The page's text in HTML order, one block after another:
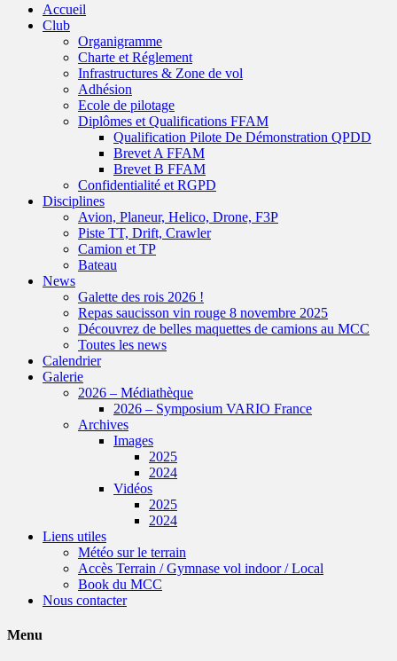
Accueil
Club
Organigramme
Charte et Réglement
Infrastructures & Zone de vol
Adhésion
Ecole de pilotage
Diplômes et Qualifications FFAM
Qualification Pilote De Démonstration QPDD
Brevet A FFAM
Brevet B FFAM
Confidentialité et RGPD
Disciplines
Avion, Planeur, Helico, Drone, F3P
Piste TT, Drift, Crawler
Camion et TP
Bateau
News
Galette des rois 2026 !
Repas saucisson vin rouge 8 novembre 2025
Découvrez de belles maquettes de camions au MCC
Toutes les news
Calendrier
Galerie
2026 – Médiathèque
2026 – Symposium VARIO France
Archives
Images
2025
2024
Vidéos
2025
2024
Liens utiles
Météo sur le terrain
Accès Terrain / Gymnase vol indoor / Local
Book du MCC
Nous contacter
Menu